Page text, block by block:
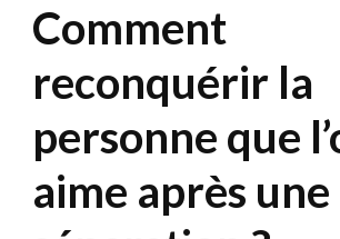
Comment
reconquérir la
personne que
aime après une